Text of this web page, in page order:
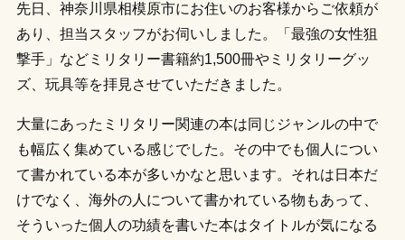
先日、神奈川県相模原市にお住いのお客様からご依頼が
あり、担当スタッフがお伺いしました。「最強の女性狙
撃手」などミリタリー書籍約1,500冊やミリタリーグッ
ズ、玩具等を拝見させていただきました。
大量にあったミリタリー関連の本は同じジャンルの中で
も幅広く集めている感じでした。その中でも個人につい
て書かれている本が多いかなと思います。それは日本だ
けでなく、海外の人について書かれている物もあって、
そういった個人の功績を書いた本はタイトルが気になる